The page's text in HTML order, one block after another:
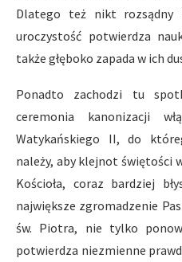
Dlatego też nikt rozsądny
uroczystość potwierdza
także głęboko zapada w ich
Ponadto zachodzi tu
ceremonia kanonizacji
Watykańskiego II, do
należy, aby klejnot świętości
Kościoła, coraz bardziej
największe zgromadzenie
św. Piotra, nie tylko
potwierdza niezmienne